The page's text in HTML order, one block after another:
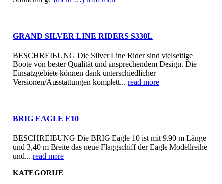
GRAND SILVER LINE RIDERS S330L
BESCHREIBUNG Die Silver Line Rider sind vielseitige
Boote von bester Qualität und ansprechendem Design. Die
Einsatzgebiete können dank unterschiedlicher
Versionen/Ausstattungen komplett... read more
BRIG EAGLE E10
BESCHREIBUNG Die BRIG Eagle 10 ist mit 9,90 m Länge
und 3,40 m Breite das neue Flaggschiff der Eagle Modellreihe
und... read more
KATEGORIJE